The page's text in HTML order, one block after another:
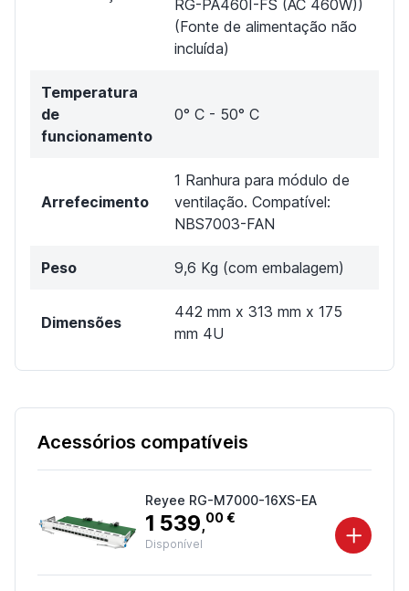
RG-PA460I-FS (AC 460W))
(Fonte de alimentação não
incluída)
Temperatura
de
funcionamento
0° C - 50° C
Arrefecimento
1 Ranhura para módulo de
ventilação. Compatível:
NBS7003-FAN
Peso 9,6 Kg (com embalagem)
Dimensões
442 mm x 313 mm x 175
mm 4U
Acessórios compatíveis
Reyee RG-M7000-16XS-EA
1 539,00 €
Disponível